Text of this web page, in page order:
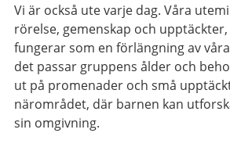
Vi är också ute varje dag. Våra
rörelse, gemenskap och
fungerar som en förlängning av
det passar gruppens ålder och
ut på promenader och små
närområdet, där barnen kan
sin omgivning.